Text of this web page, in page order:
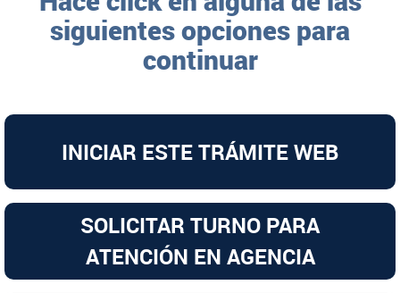
siguientes opciones para
continuar
INICIAR ESTE TRÁMITE WEB